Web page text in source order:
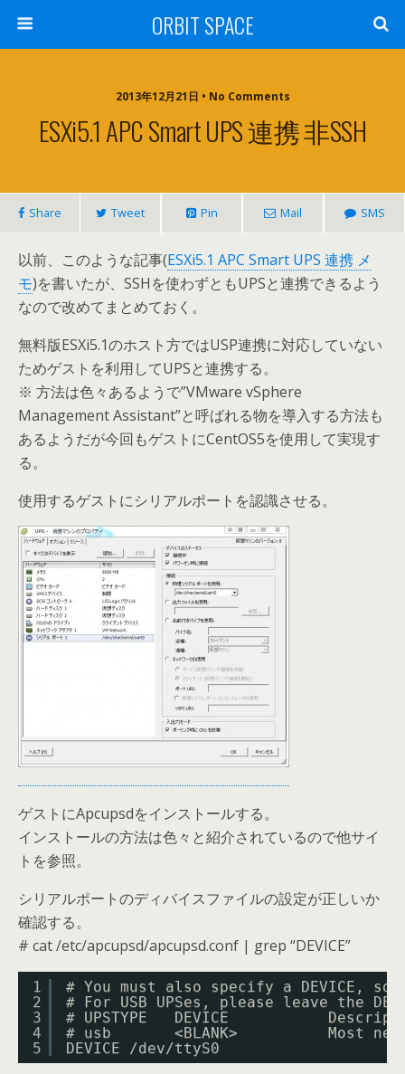
ORBIT SPACE
2013年12月21日 • No Comments
ESXi5.1 APC Smart UPS 連携 非SSH
Share Tweet Pin Mail SMS
以前、このような記事(ESXi5.1 APC Smart UPS 連携 メ
モ)を書いたが、SSHを使わずともUPSと連携できるよう
なので改めてまとめておく。
無料版ESXi5.1のホスト方ではUSP連携に対応していない
ためゲストを利用してUPSと連携する。
※ 方法は色々あるようで”VMware vSphere
Management Assistant”と呼ばれる物を導入する方法も
あるようだが今回もゲストにCentOS5を使用して実現す
る。
使用するゲストにシリアルポートを認識させる。
ゲストにApcupsdをインストールする。
インストールの方法は色々と紹介されているので他サイ
トを参照。
シリアルポートのディバイスファイルの設定が正しいか
確認する。
# cat /etc/apcupsd/apcupsd.conf | grep “DEVICE”
1
2
3
4
5
# You must also specify a DEVICE,
# For USB UPSes, please leave the
# UPSTYPE   DEVICE
# usb       <BLANK>          Most
DEVICE /dev/ttyS0